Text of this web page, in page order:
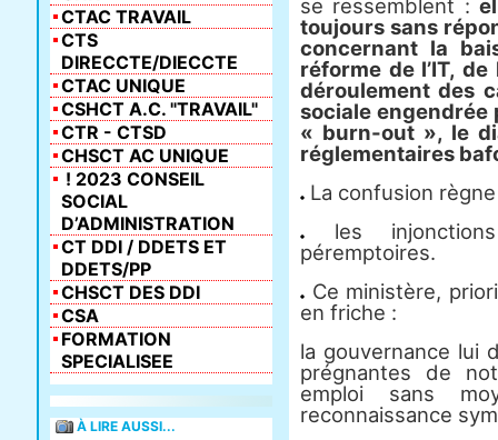
se ressemblent :
toujours sans
concernant la
réforme de l’IT, de
déroulement des
sociale engendrée
« burn-out », le
réglementaires
La confusion
les
péremptoires.
Ce ministère,
en friche :
la gouvernance lui
prégnantes de
emploi sans
reconnaissance
CTAC TRAVAIL
CTS
DIRECCTE/DIECCTE
CTAC UNIQUE
CSHCT A.C. "TRAVAIL"
CTR - CTSD
CHSCT AC UNIQUE
! 2023 CONSEIL
SOCIAL
D’ADMINISTRATION
CT DDI / DDETS ET
DDETS/PP
CHSCT DES DDI
CSA
FORMATION
SPECIALISEE
À LIRE AUSSI...